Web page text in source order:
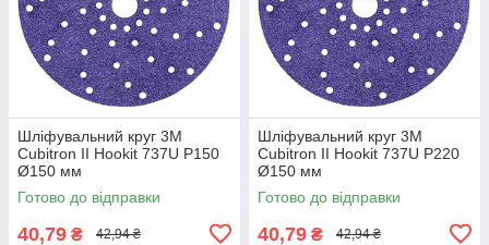
Шліфувальний круг 3M
Cubitron II Hookit 737U P150
Ø150 мм
Готово до відправки
40,79 ₴ 42,94 ₴
Шліфувальний круг 3M
Cubitron II Hookit 737U P220
Ø150 мм
Готово до відправки
40,79 ₴ 42,94 ₴